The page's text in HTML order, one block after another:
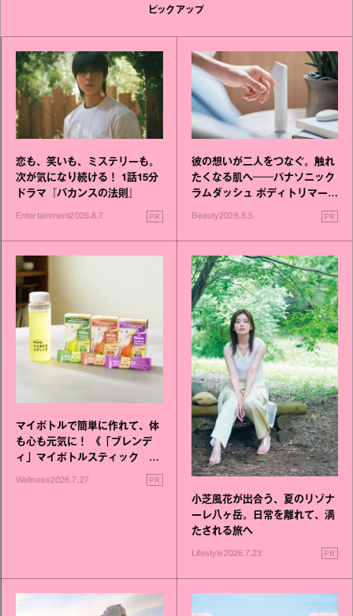
ピックアップ
恋も、笑いも、ミステリーも。
次が気になり続ける！ 1話15分
ドラマ『バカンスの法則』
Entertainment2026.8.7 PR
彼の想いが二人をつなぐ。触れ
たくなる肌へ──パナソニック
ラムダッシュ ボディトリマーが
Beauty2026.8.5 PR
マイボトルで簡単に作れて、体
も心も元気に！ 《「ブレンデ
ィ」マイボトルスティック い
いこと毎日》シリーズが誕生
Wellness2026.7.27 PR
小芝風花が出合う、夏のリゾナ
ーレ八ヶ岳。日常を離れて、満
たされる旅へ
Lifestyle2026.7.23 PR